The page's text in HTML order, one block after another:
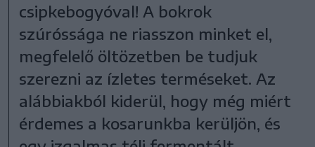
csipkebogyóval! A bokrok
szúróssága ne riasszon minket el,
megfelelő öltözetben be tudjuk
szerezni az ízletes terméseket. Az
alábbiakból kiderül, hogy még miért
érdemes a kosarunkba kerüljön, és